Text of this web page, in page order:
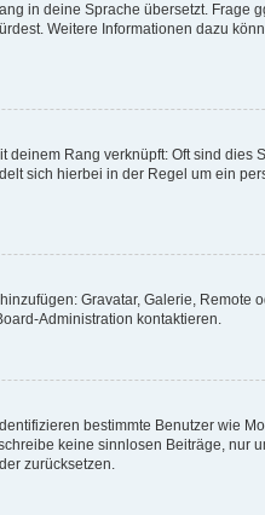
in deine Sprache übersetzt. Frage
Weitere Informationen dazu
Rang verknüpft: Oft sind
sich hierbei in der Regel um ein
Gravatar, Galerie,
Administration kontaktieren.
bestimmte Benutzer wie
keine sinnlosen Beiträge,
zurücksetzen.